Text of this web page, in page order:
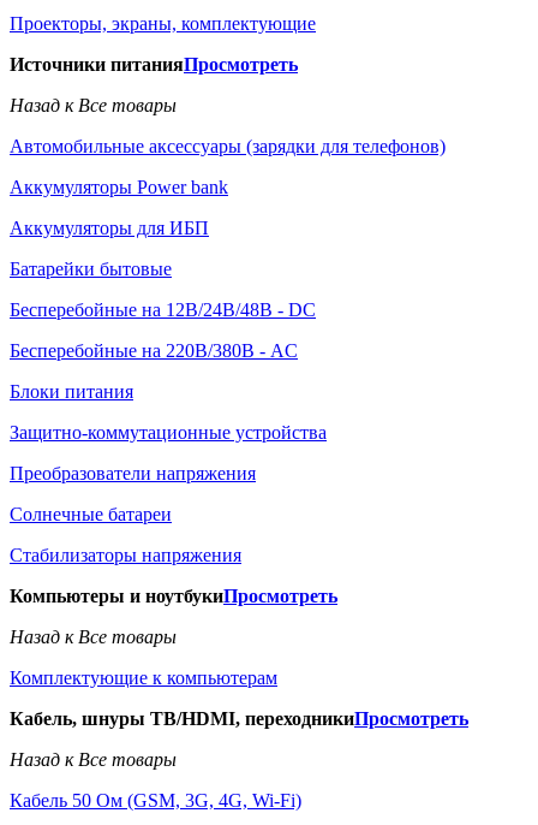
Проекторы, экраны, комплектующие
Источники питанияПросмотреть
Назад к Все товары
Автомобильные аксессуары (зарядки для телефонов)
Аккумуляторы Power bank
Аккумуляторы для ИБП
Батарейки бытовые
Бесперебойные на 12В/24В/48В - DC
Бесперебойные на 220В/380В - AC
Блоки питания
Защитно-коммутационные устройства
Преобразователи напряжения
Солнечные батареи
Стабилизаторы напряжения
Компьютеры и ноутбукиПросмотреть
Назад к Все товары
Комплектующие к компьютерам
Кабель, шнуры ТВ/HDMI, переходникиПросмотреть
Назад к Все товары
Кабель 50 Ом (GSM, 3G, 4G, Wi-Fi)